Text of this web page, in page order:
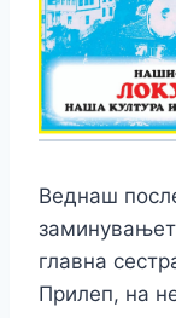
Веднаш
главна
Прилеп, на